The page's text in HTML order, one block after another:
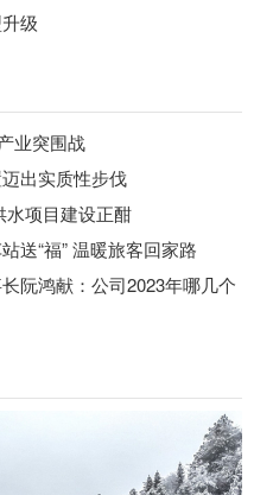
级
业突围战
出实质性步伐
水项目建设正酣
送“福” 温暖旅客回家路
阮鸿献：公司2023年哪几个